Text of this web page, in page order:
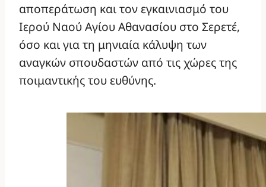
αποπεράτωση και τον εγκαινιασμό του
Ιερού Ναού Αγίου Αθανασίου στο Σερετέ,
όσο και για τη μηνιαία κάλυψη των
αναγκών σπουδαστών από τις χώρες της
ποιμαντικής του ευθύνης.